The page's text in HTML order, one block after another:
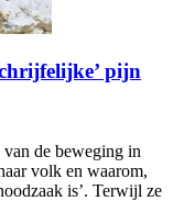
pijn
de beweging in
volk en waarom,
is’. Terwijl ze